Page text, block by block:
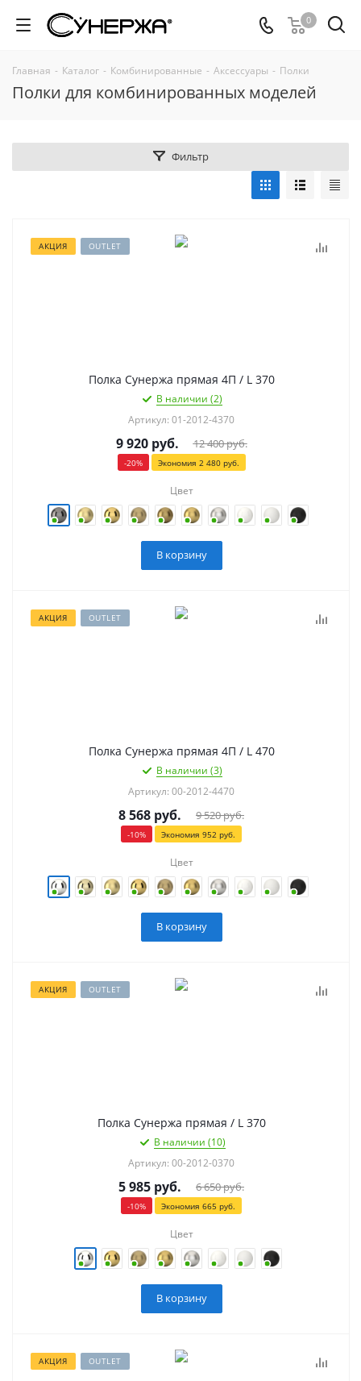
0
Главная - Каталог - Комбинированные - Аксессуары - Полки
Полки для комбинированных моделей
Фильтр
АКЦИЯ OUTLET
Полка Сунержа прямая 4П / L 370
В наличии (2)
Артикул: 01-2012-4370
9 920руб. 12 400руб.
-20% Экономия 2 480руб.
Цвет
В корзину
АКЦИЯ OUTLET
Полка Сунержа прямая 4П / L 470
В наличии (3)
Артикул: 00-2012-4470
8 568 руб. 9 520руб.
-10% Экономия 952 руб.
Цвет
В корзину
АКЦИЯ OUTLET
Полка Сунержа прямая / L 370
В наличии (10)
Артикул: 00-2012-0370
5 985 руб. 6 650руб.
-10% Экономия 665 руб.
Цвет
В корзину
АКЦИЯ OUTLET